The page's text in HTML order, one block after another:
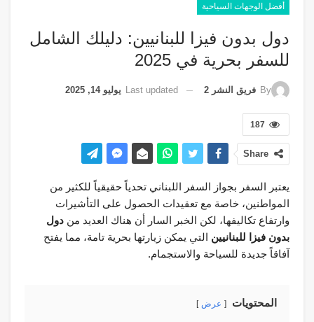
أفضل الوجهات السياحية
دول بدون فيزا للبنانيين: دليلك الشامل
للسفر بحرية في 2025
By فريق النشر 2 Last updated يوليو 14, 2025
187
Share
يعتبر السفر بجواز السفر اللبناني تحدياً حقيقياً للكثير من
المواطنين، خاصة مع تعقيدات الحصول على التأشيرات
وارتفاع تكاليفها، لكن الخبر السار أن هناك العديد من دول
بدون فيزا للبنانيين التي يمكن زيارتها بحرية تامة، مما يفتح
آفاقاً جديدة للسياحة والاستجمام.
المحتويات عرض